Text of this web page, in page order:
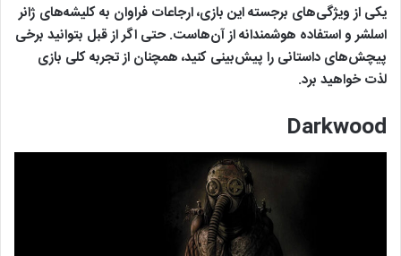
یکی از ویژگی‌های برجسته این بازی، ارجاعات فراوان به کلیشه‌های ژانر
اسلشر و استفاده هوشمندانه از آن‌هاست. حتی اگر از قبل بتوانید برخی
پیچش‌های داستانی را پیش‌بینی کنید، همچنان از تجربه کلی بازی
لذت خواهید برد.
Darkwood